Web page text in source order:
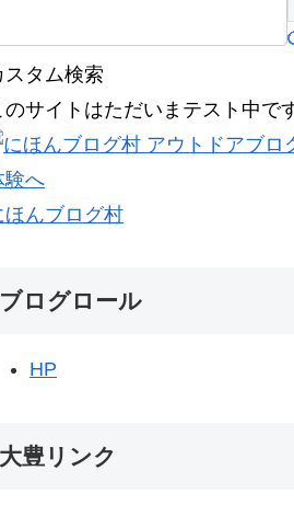
スタム検索
のサイトはただいまテスト中で
ほんブログ村
ブログロール
HP
大豊リンク